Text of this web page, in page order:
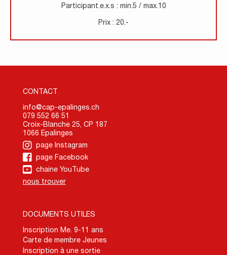
Participant.e.x.s : min.5 / max.10
Prix : 20.-
CONTACT
info@cap-epalinges.ch
079 552 66 51
Croix-Blanche 25, CP 187
1066 Epalinges
page Instagram
page Facebook
chaine YouTube
nous trouver
DOCUMENTS UTILES
Inscription Me. 9-11 ans
Carte de membre Jeunes
Inscription à une sortie